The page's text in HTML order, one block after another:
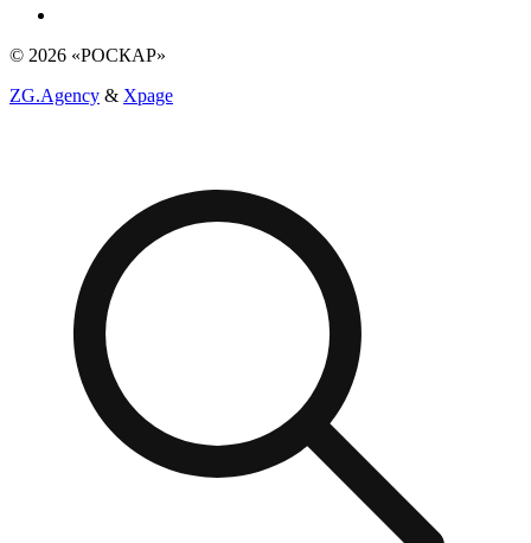
© 2026 «РОСКАР»
ZG.Agency & Xpage